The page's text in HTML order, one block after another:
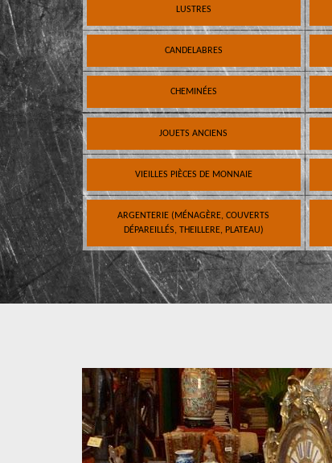
LUSTRES
CANDELABRES
CHEMINÉES
JOUETS ANCIENS
VIEILLES PIÈCES DE MONNAIE
ARGENTERIE (MÉNAGÈRE, COUVERTS
DÉPAREILLÉS, THEILLERE, PLATEAU)